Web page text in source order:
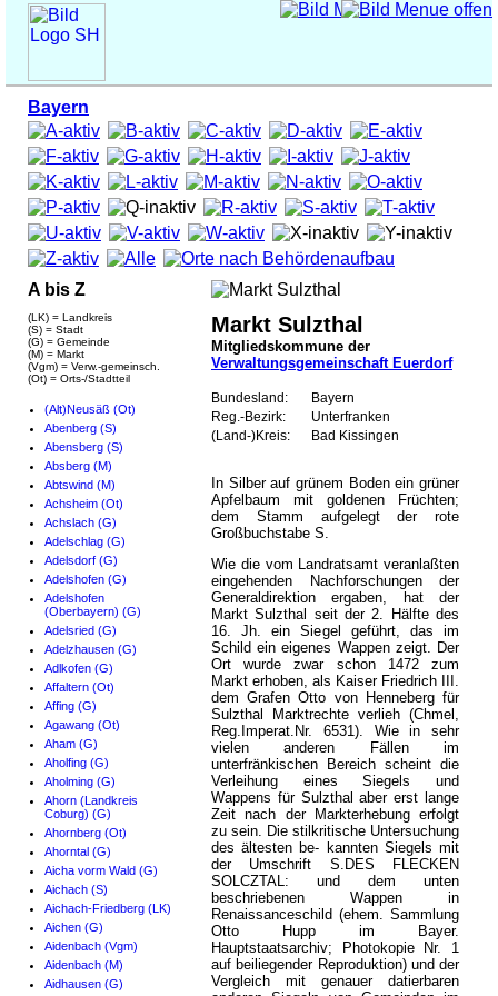
Bayern
A bis Z
(LK) = Landkreis
(S) = Stadt
(G) = Gemeinde
(M) = Markt
(Vgm) = Verw.-gemeinsch.
(Ot) = Orts-/Stadtteil
(Alt)Neusäß (Ot)
Abenberg (S)
Abensberg (S)
Absberg (M)
Abtswind (M)
Achsheim (Ot)
Achslach (G)
Adelschlag (G)
Adelsdorf (G)
Adelshofen (G)
Adelshofen
(Oberbayern) (G)
Adelsried (G)
Adelzhausen (G)
Adlkofen (G)
Affaltern (Ot)
Affing (G)
Agawang (Ot)
Aham (G)
Aholfing (G)
Aholming (G)
Ahorn (Landkreis
Coburg) (G)
Ahornberg (Ot)
Ahorntal (G)
Aicha vorm Wald (G)
Aichach (S)
Aichach-Friedberg (LK)
Aichen (G)
Aidenbach (Vgm)
Aidenbach (M)
Aidhausen (G)
Markt Sulzthal
Mitgliedskommune der
Verwaltungsgemeinschaft Euerdorf
Bundesland:
Bayern
Reg.-Bezirk:
Unterfranken
(Land-)Kreis:
Bad Kissingen
In Silber auf grünem Boden ein grüner
Apfelbaum mit goldenen Früchten;
dem Stamm aufgelegt der rote
Großbuchstabe S.
Wie die vom Landratsamt veranlaßten
eingehenden Nachforschungen der
Generaldirektion ergaben, hat der
Markt Sulzthal seit der 2. Hälfte des
16. Jh. ein Siegel geführt, das im
Schild ein eigenes Wappen zeigt. Der
Ort wurde zwar schon 1472 zum
Markt erhoben, als Kaiser Friedrich III.
dem Grafen Otto von Henneberg für
Sulzthal Marktrechte verlieh (Chmel,
Reg.Imperat.Nr. 6531). Wie in sehr
vielen anderen Fällen im
unterfränkischen Bereich scheint die
Verleihung eines Siegels und
Wappens für Sulzthal aber erst lange
Zeit nach der Markterhebung erfolgt
zu sein. Die stilkritische Untersuchung
des ältesten be- kannten Siegels mit
der Umschrift S.DES FLECKEN
SOLCZTAL: und dem unten
beschriebenen Wappen in
Renaissanceschild (ehem. Sammlung
Otto Hupp im Bayer.
Hauptstaatsarchiv; Photokopie Nr. 1
auf beiliegender Reproduktion) und der
Vergleich mit genauer datierbaren